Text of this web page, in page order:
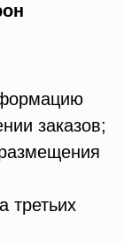
заказов;
третьих